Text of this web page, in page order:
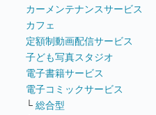
カーメンテナンスサービス
カフェ
定額制動画配信サービス
子ども写真スタジオ
電子書籍サービス
電子コミックサービス
└ 総合型